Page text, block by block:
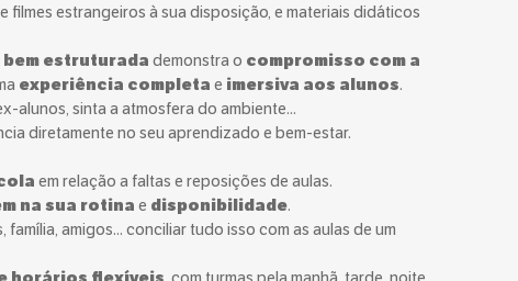
estrangeiros à sua disposição, e materiais didáticos
bem estruturada demonstra o compromisso com a
experiência completa e imersiva aos alunos.
alunos, sinta a atmosfera do ambiente...
diretamente no seu aprendizado e bem-estar.
em relação a faltas e reposições de aulas.
na sua rotina e disponibilidade.
família, amigos... conciliar tudo isso com as aulas de um